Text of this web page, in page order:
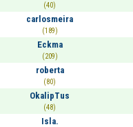
(40)
carlosmeira
(189)
Eckma
(209)
roberta
(80)
OkalipTus
(48)
Isla.